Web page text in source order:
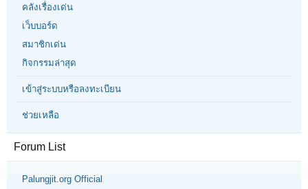
คลังเรื่องเด่น
เว็บบอร์ด
สมาชิกเด่น
กิจกรรมล่าสุด
เข้าสู่ระบบหรือลงทะเบียน
ช่วยเหลือ
Forum List
Palungjit.org Official